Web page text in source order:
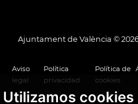
Utilizamos cookies
Ajuntament de València ©
Aviso
legal
Política
privacidad
Política de
cookies